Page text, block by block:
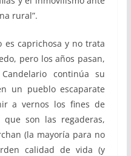
rural”.
es caprichosa y no trata
pero los años pasan,
continúa su
un pueblo escaparate
a vernos los fines de
son las regaderas,
(la mayoría para no
calidad de vida (y